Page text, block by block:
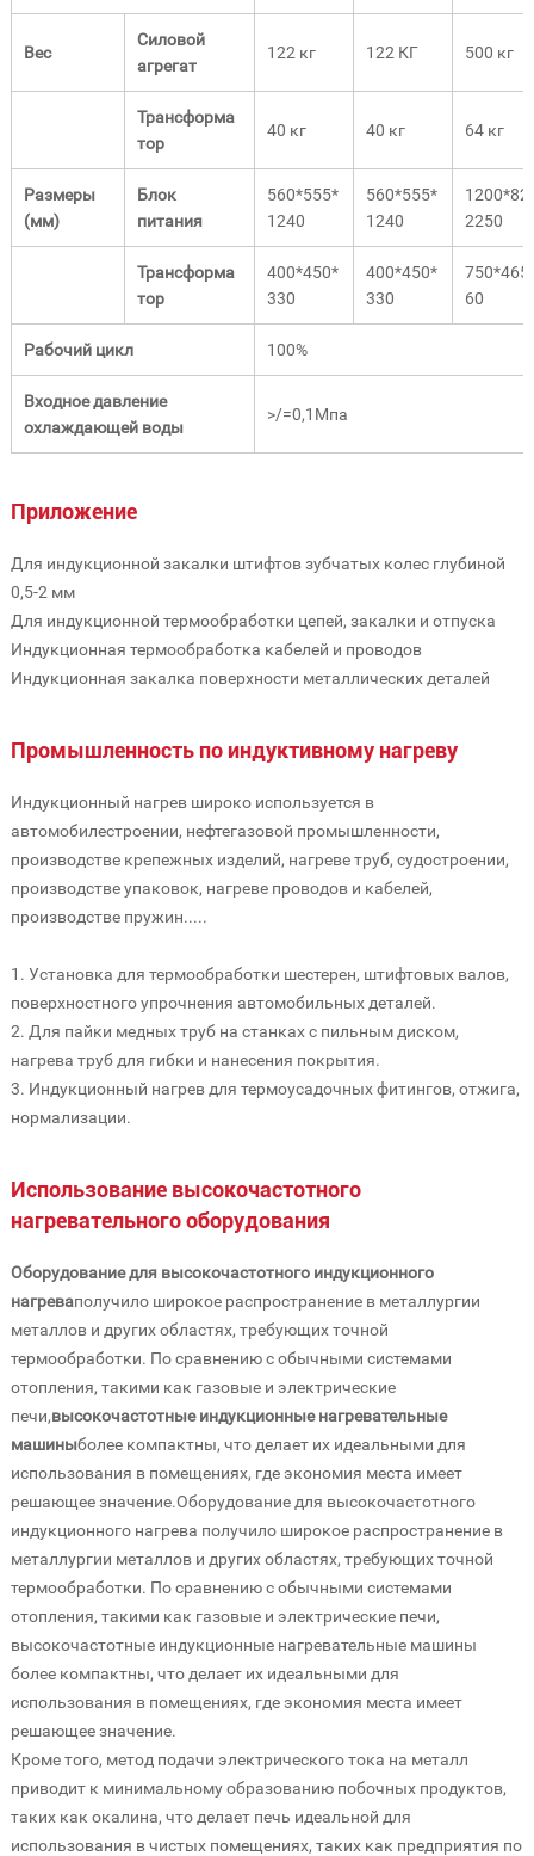
Вес
Силовой
агрегат
122 кг 122 КГ 500 кг
Трансформа
тор
40 кг 40 кг 64 кг
Размеры
(мм)
Блок
питания
560*555*
1240
560*555*
1240
2250
Трансформа
тор
400*450*
330
400*450*
330
60
Рабочий цикл 100%
Входное давление
охлаждающей воды
>/=0,1Мпа
Приложение
Для индукционной закалки штифтов зубчатых колес глубиной
0,5-2 мм
Для индукционной термообработки цепей, закалки и отпуска
Индукционная термообработка кабелей и проводов
Индукционная закалка поверхности металлических деталей
Промышленность по индуктивному нагреву
Индукционный нагрев широко используется в
автомобилестроении, нефтегазовой промышленности,
производстве крепежных изделий, нагреве труб, судостроении,
производстве упаковок, нагреве проводов и кабелей,
производстве пружин.....
1. Установка для термообработки шестерен, штифтовых валов,
поверхностного упрочнения автомобильных деталей.
2. Для пайки медных труб на станках с пильным диском,
нагрева труб для гибки и нанесения покрытия.
3. Индукционный нагрев для термоусадочных фитингов, отжига,
нормализации.
Использование высокочастотного
нагревательного оборудования
Оборудование для высокочастотного индукционного
нагреваполучило широкое распространение в металлургии
металлов и других областях, требующих точной
термообработки. По сравнению с обычными системами
отопления, такими как газовые и электрические
печи,высокочастотные индукционные нагревательные
машиныболее компактны, что делает их идеальными для
использования в помещениях, где экономия места имеет
решающее значение.Оборудование для высокочастотного
индукционного нагрева получило широкое распространение в
металлургии металлов и других областях, требующих точной
термообработки. По сравнению с обычными системами
отопления, такими как газовые и электрические печи,
высокочастотные индукционные нагревательные машины
более компактны, что делает их идеальными для
использования в помещениях, где экономия места имеет
решающее значение.
Кроме того, метод подачи электрического тока на металл
приводит к минимальному образованию побочных продуктов,
таких как окалина, что делает печь идеальной для
использования в чистых помещениях, таких как предприятия по